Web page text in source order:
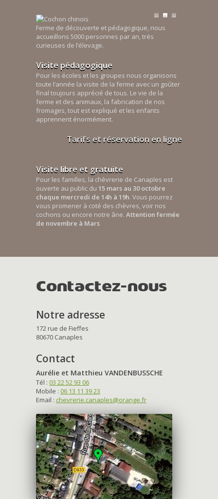
Ferme de découverte et pédagogique, nous
accueillons 5000 personnes par an, trés
curieuses de l’élevage.
Visite pédagogique
Pour les écoles et les groupes nous organisons
toute l’année la visite de la ferme avec un goûter
final toujours apprécié de tous. Le vie de la
ferme et des animaux, la fabrication de nos
fromages, tout est expliqué et les enfants
apprennent énormément.
Tarifs et réservation en ligne
Visite libre et gratuite
Pour les familles, la chèvrerie de Canaples est
ouverte au public du 15 mars au 30 octobre
chaque mercredi de 14h à 19h. Vous pourrez
vous promener à coté des chèvres, voir nos
cochons ou encore notre âne. Attention fermée
de novembre à Mars
Contactez-nous
Notre adresse
172 rue de Fieffes
80670 Canaples
Contact
Aurélie et Matthieu VANDENBUSSCHE
Tél : 03 22 52 93 06
Mobile : 06 13 11 39 23
Email : chevrerie.canaples@orange.fr